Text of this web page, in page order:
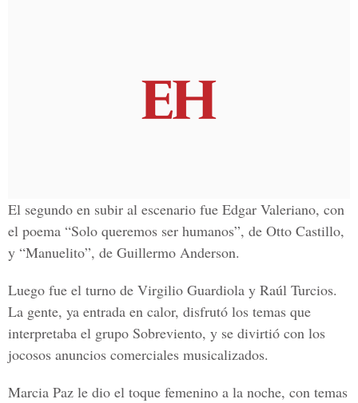
El segundo en subir al escenario fue Edgar Valeriano, con
el poema “Solo queremos ser humanos”, de Otto Castillo,
y “Manuelito”, de Guillermo Anderson.
Luego fue el turno de Virgilio Guardiola y Raúl Turcios.
La gente, ya entrada en calor, disfrutó los temas que
interpretaba el grupo Sobreviento, y se divirtió con los
jocosos anuncios comerciales musicalizados.
Marcia Paz le dio el toque femenino a la noche, con temas